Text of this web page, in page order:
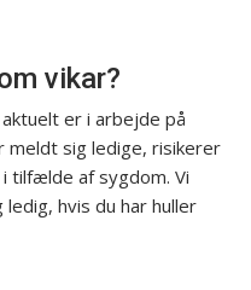
vikar?
er i arbejde på
meldt sig ledige, risikerer
tilfælde af sygdom. Vi
hvis du har huller